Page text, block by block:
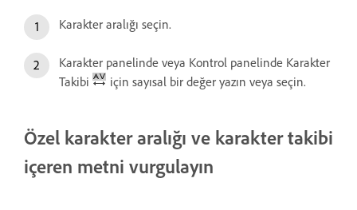
Karakter aralığı seçin.
Karakter panelinde veya Kontrol panelinde Karakter
Takibi
için sayısal bir değer yazın veya seçin.
Özel karakter aralığı ve karakter takibi
içeren metni vurgulayın